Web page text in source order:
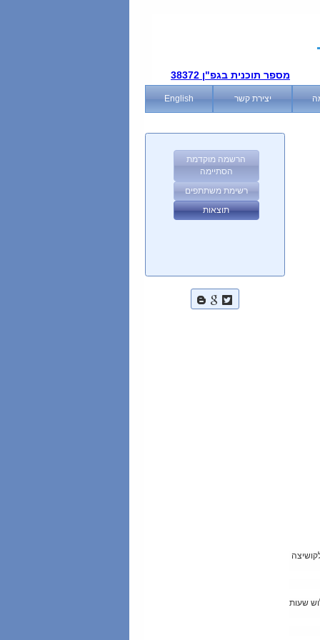
מספר תוכנית בגפ"ן 38372
יצירת קשר English
הרשמה מוקדמת
הסתיימה
רשימת משתתפים
תוצאות
שעות